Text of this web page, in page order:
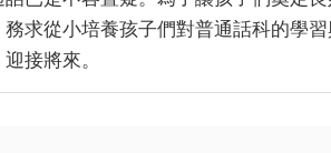
求從小培養孩子們對普通話科的學
接將來。